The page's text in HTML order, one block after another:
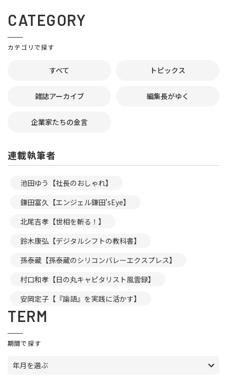
CATEGORY
カテゴリで探す
すべて トピックス
雑誌アーカイブ 編集長がゆく
企業家たちの金言
連載執筆者
池田ゆう【社長のおしゃれ】
鎌田富久【エンジェル鎌田’sEye】
北尾吉孝【世相を斬る！】
鈴木康弘【デジタルシフトの教科書】
孫泰蔵【孫泰蔵のシリコンバレーエクスプレス】
村口和孝【日の丸キャピタリスト風雲録】
安岡定子【『論語』を実践に活かす】
TERM
期間で探す
年月を選ぶ